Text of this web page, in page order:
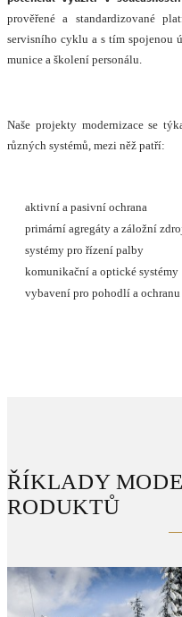
prověřené a standardizované
servisního cyklu a s tím spojenou
munice a školení personálu.
Naše projekty modernizace se
různých systémů, mezi něž patří:
aktivní a pasivní ochrana
primární agregáty a záložní
systémy pro řízení palby
komunikační a optické systémy
vybavení pro pohodlí a